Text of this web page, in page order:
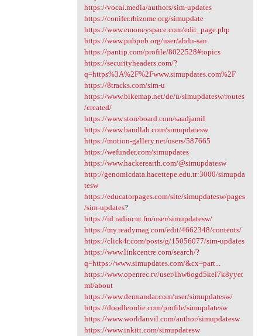
https://vocal.media/authors/sim-updates
https://conifer.rhizome.org/simupdate
https://www.emoneyspace.com/edit_page.php
https://www.pubpub.org/user/abdu-san
https://pantip.com/profile/8022528#topics
https://securityheaders.com/?
q=https%3A%2F%2Fwww.simupdates.com%2F
https://8tracks.com/sim-u
https://www.bikemap.net/de/u/simupdatesw/routes
/created/
https://www.storeboard.com/saadjamil
https://www.bandlab.com/simupdatesw
https://motion-gallery.net/users/587665
https://wefunder.com/simupdates
https://www.hackerearth.com/@simupdatesw
http://genomicdata.hacettepe.edu.tr:3000/simupda
tesw
https://educatorpages.com/site/simupdatesw/pages
/sim-updates?
https://id.radiocut.fm/user/simupdatesw/
https://my.readymag.com/edit/4662348/contents/
https://click4r.com/posts/g/15056077/sim-updates
https://www.linkcentre.com/search/?
q=https://www.simupdates.com/&cx=part...
https://www.openrec.tv/user/lhw6ogd5kel7k8yyet
mf/about
https://www.dermandar.com/user/simupdatesw/
https://doodleordie.com/profile/simupdatesw
https://www.worldanvil.com/author/simupdatesw
https://www.inkitt.com/simupdatesw